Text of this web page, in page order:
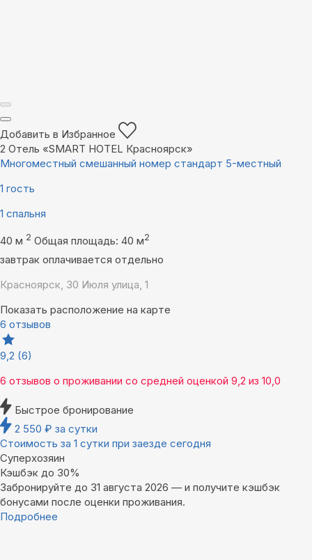
Добавить в Избранное
2 Отель «SMART HOTEL Красноярск»
Многоместный смешанный номер стандарт 5-местный
1 гость
1 спальня
40 м 2 Общая площадь: 40 м2
завтрак оплачивается отдельно
Красноярск, 30 Июля улица, 1
Показать расположение на карте
6 отзывов
9,2 (6)
6 отзывов о проживании со средней оценкой 9,2 из 10,0
Быстрое бронирование
2 550 ₽ за сутки
Стоимость за 1 сутки при заезде сегодня
Суперхозяин
Кэшбэк до 30%
Забронируйте до 31 августа 2026 — и получите кэшбэк
бонусами после оценки проживания.
Подробнее